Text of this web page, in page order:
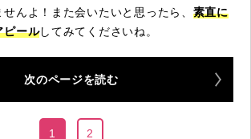
んよ！また会いたいと思ったら、 素直に
ピールしてみてくださいね。
次のページを読む
1 2